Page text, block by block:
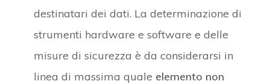
destinatari dei dati. La determinazione di
strumenti hardware e software e delle
misure di sicurezza è da considerarsi in
linea di massima quale elemento non